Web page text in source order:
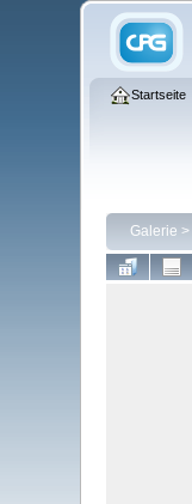
Startseite
Galerie >